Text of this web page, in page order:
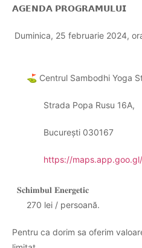
𝗔𝗚𝗘𝗡𝗗𝗔 𝗣𝗥𝗢𝗚𝗥𝗔𝗠𝗨𝗟𝗨𝗜
Duminica, 25 februarie 2024,
⛳ Centrul Sambodhi Yoga
Strada Popa Rusu 16A,
București 030167
https://
𝐒𝐜𝐡𝐢𝐦𝐛𝐮𝐥 𝐄𝐧𝐞𝐫𝐠𝐞𝐭𝐢𝐜
270 lei / persoană.
Pentru ca dorim sa oferim